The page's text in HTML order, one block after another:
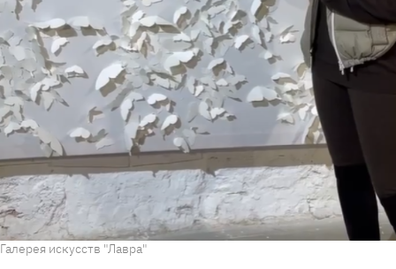
Галерея искусств "Лавра"